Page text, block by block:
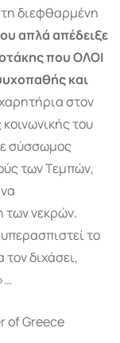
τη διεφθαρμένη
απλά απέδειξε
που ΟΛΟΙ
και
στον
του
σύσσωμος
των Τεμπών,
των νεκρών.
το
διχάσει,